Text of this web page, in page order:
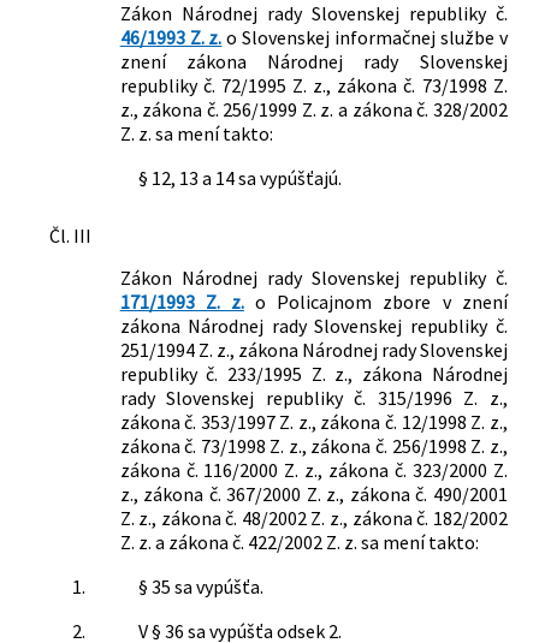
Zákon Národnej rady Slovenskej republiky č.
46/1993 Z. z. o Slovenskej informačnej službe v
znení zákona Národnej rady Slovenskej
republiky č. 72/1995 Z. z., zákona č. 73/1998 Z.
z., zákona č. 256/1999 Z. z. a zákona č. 328/2002
Z. z. sa mení takto:
§ 12, 13 a 14 sa vypúšťajú.
Čl. III
Zákon Národnej rady Slovenskej republiky č.
171/1993 Z. z.o Policajnom zbore v znení
zákona Národnej rady Slovenskej republiky č.
251/1994 Z. z., zákona Národnej rady Slovenskej
republiky č. 233/1995 Z. z., zákona Národnej
rady Slovenskej republiky č. 315/1996 Z. z.,
zákona č. 353/1997 Z. z., zákona č. 12/1998 Z. z.,
zákona č. 73/1998 Z. z., zákona č. 256/1998 Z. z.,
zákona č. 116/2000 Z. z., zákona č. 323/2000 Z.
z., zákona č. 367/2000 Z. z., zákona č. 490/2001
Z. z., zákona č. 48/2002 Z. z., zákona č. 182/2002
Z. z. a zákona č. 422/2002 Z. z. sa mení takto:
1.
§ 35 sa vypúšťa.
2.
V § 36 sa vypúšťa odsek 2.